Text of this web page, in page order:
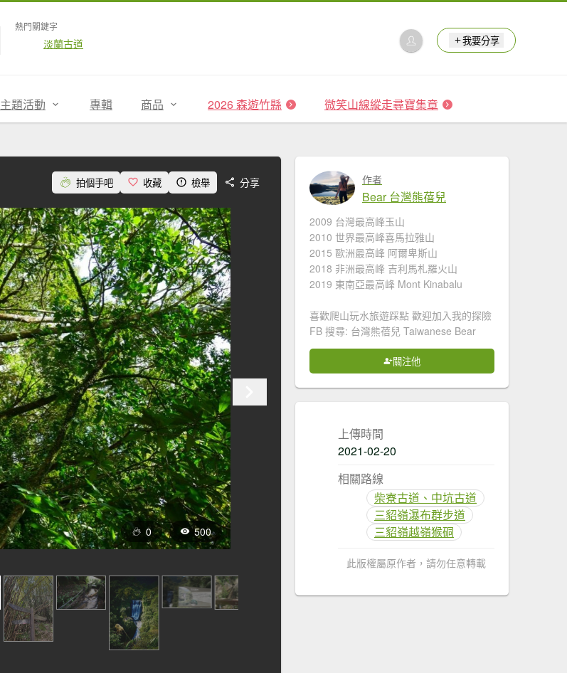
熱門關鍵字
淡蘭古道 我要分享
主題活動 專輯 商品 2026 森遊竹縣 微笑山線縱走尋寶集章
拍個手吧 收藏 檢舉 分享
0 500
作者
Bear 台灣熊蓓兒
2009 台灣最高峰玉山
2010 世界最高峰喜馬拉雅山
2015 歐洲最高峰 阿爾卑斯山
2018 非洲最高峰 吉利馬札羅火山
2019 東南亞最高峰 Mont Kinabalu
喜歡爬山玩水旅遊踩點 歡迎加入我的探險
FB 搜尋: 台灣熊蓓兒 Taiwanese Bear
關注他
上傳時間
2021-02-20
相關路線
柴寮古道、中坑古道
三貂嶺瀑布群步道
三貂嶺越嶺猴硐
此版權屬原作者，請勿任意轉載